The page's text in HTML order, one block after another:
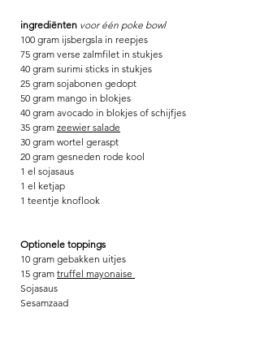
ingrediënten voor één poke bowl
100 gram ijsbergsla in reepjes
75 gram verse zalmfilet in stukjes
40 gram surimi sticks in stukjes
25 gram sojabonen gedopt
50 gram mango in blokjes
40 gram avocado in blokjes of schijfjes
35 gram zeewier salade
30 gram wortel geraspt
20 gram gesneden rode kool
1 el sojasaus
1 el ketjap
1 teentje knoflook
Optionele toppings
10 gram gebakken uitjes
15 gram truffel mayonaise
Sojasaus
Sesamzaad